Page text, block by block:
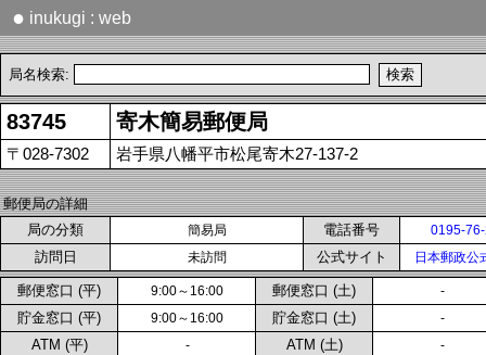
● inukugi : web
局名検索:
83745 寄木簡易郵便局
〒028-7302 岩手県八幡平市松尾寄木27-137-2
郵便局の詳細
局の分類
簡易局 電話番号 0195-
訪問日 未訪問 公式サイト 日本郵政公
郵便窓口 (平) 9:00～16:00 郵便窓口 (土) -
貯金窓口 (平) 9:00～16:00 貯金窓口 (土) -
ATM (平) - ATM (土) -